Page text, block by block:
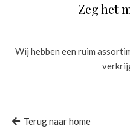
Zeg het
Wij hebben een ruim
Terug naar home